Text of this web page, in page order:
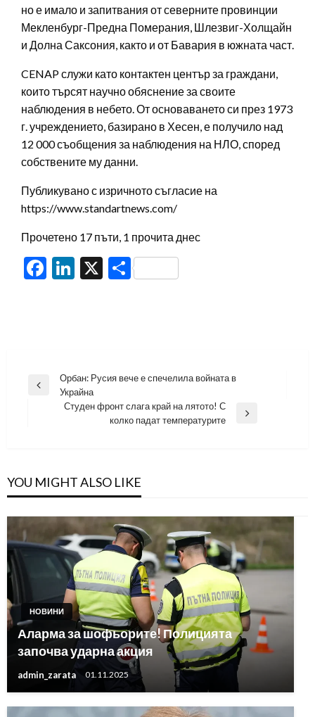
но е имало и запитвания от северните провинции
Мекленбург-Предна Померания, Шлезвиг-Холщайн
и Долна Саксония, както и от Бавария в южната част.
CENAP служи като контактен център за граждани,
които търсят научно обяснение за своите
наблюдения в небето. От основаването си през 1973
г. учреждението, базирано в Хесен, е получило над
12 000 съобщения за наблюдения на НЛО, според
собствените му данни.
Публикувано с изричното съгласие на
https://www.standartnews.com/
Прочетено 17 пъти, 1 прочита днес
Facebook
LinkedIn
X Share
Навигация
Previous
Орбан: Русия вече е спечелила войната в
Украйна
Студен фронт слага край на лятото! С
колко падат температурите
YOU MIGHT ALSO LIKE
НОВИНИ
Аларма за шофьорите! Полицията
започва ударна акция
admin_zarata 01.11.2025